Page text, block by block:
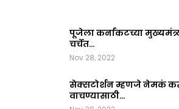
पूजेला कर्नाकटच्या
चर्चेत…
Nov 28, 2022
सेक्सटोर्शन म्हणजे नेमकं
वाचण्यासाठी…